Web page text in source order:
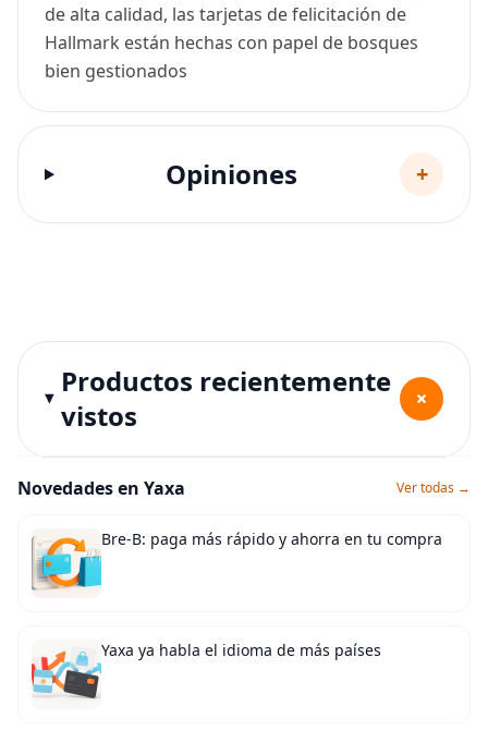
de alta calidad, las tarjetas de felicitación de
Hallmark están hechas con papel de bosques
bien gestionados
Opiniones +
Productos recientemente
vistos
+
Novedades en Yaxa Ver todas →
Bre-B: paga más rápido y ahorra en tu compra
Yaxa ya habla el idioma de más países